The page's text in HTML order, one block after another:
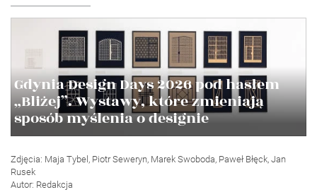
Gdynia Design Days 2026 pod hasłem
„Bliżej”. Wystawy, które zmieniają
sposób myślenia o designie
Zdjęcia: Maja Tybel, Piotr Seweryn, Marek Swoboda, Paweł Błęck, Jan
Rusek
Autor: Redakcja